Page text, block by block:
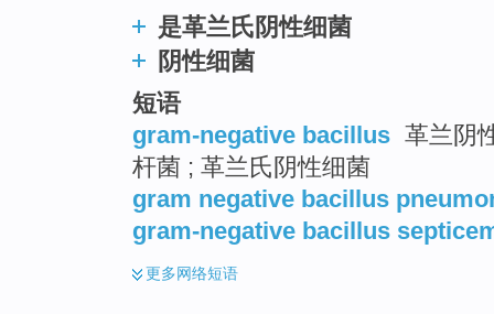
是革兰氏阴性细菌
阴性细菌
短语
gram-negative bacillus 革兰阴
杆菌 ; 革兰氏阴性细菌
gram negative bacillus
gram-negative bacillus
更多网络短语